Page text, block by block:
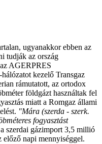
ugyanakkor ebben az
tudják az ország
AGERPRES
kezelő Transgaz
rámutatott, az ortodox
földgázt használtak fel
miatt a Romgaz állami
"Mára (szerda - szerk.
fogyasztást
szerdai gázimport 3,5 millió
előző napi mennyiséggel.